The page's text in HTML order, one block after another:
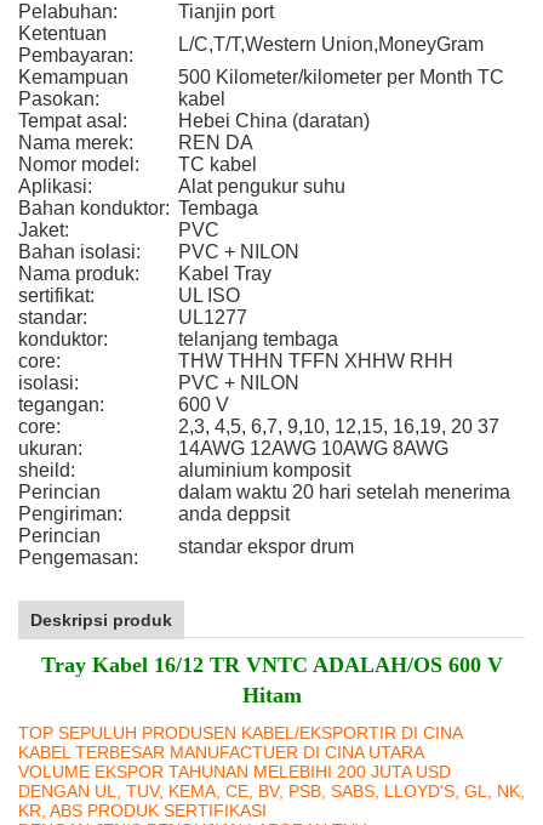
Pelabuhan:
Tianjin port
Ketentuan
Pembayaran:
L/C,T/T,Western Union,MoneyGram
Kemampuan
Pasokan:
500 Kilometer/kilometer per Month TC
kabel
Tempat asal:
Hebei China (daratan)
Nama merek:
REN DA
Nomor model:
TC kabel
Aplikasi:
Alat pengukur suhu
Bahan konduktor: Tembaga
Jaket:
PVC
Bahan isolasi:
PVC + NILON
Nama produk:
Kabel Tray
sertifikat:
UL ISO
standar:
UL1277
konduktor:
telanjang tembaga
core:
THW THHN TFFN XHHW RHH
isolasi:
PVC + NILON
tegangan:
600 V
core:
2,3, 4,5, 6,7, 9,10, 12,15, 16,19, 20 37
ukuran:
14AWG 12AWG 10AWG 8AWG
sheild:
aluminium komposit
Perincian
Pengiriman:
dalam waktu 20 hari setelah menerima
anda deppsit
Perincian
Pengemasan:
standar ekspor drum
Deskripsi produk
Tray Kabel 16/12 TR VNTC ADALAH/OS 600 V
Hitam
TOP SEPULUH PRODUSEN KABEL/EKSPORTIR DI CINA
KABEL TERBESAR MANUFACTUER DI CINA UTARA
VOLUME EKSPOR TAHUNAN MELEBIHI 200 JUTA USD
DENGAN UL, TUV, KEMA, CE, BV, PSB, SABS, LLOYD'S, GL, NK,
KR, ABS PRODUK SERTIFIKASI